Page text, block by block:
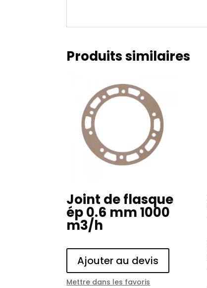
Produits similaires
Joint de flasque
ép 0.6 mm 1000
m3/h
Ajouter au devis
Mettre dans les favoris